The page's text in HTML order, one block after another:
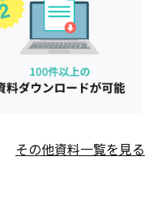
その他資料一覧を見る